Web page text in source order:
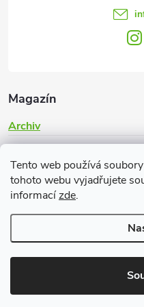
Tento web používá
tohoto webu vyjadřujete
informacízde.
Magazín
Archiv
Copyright 2026